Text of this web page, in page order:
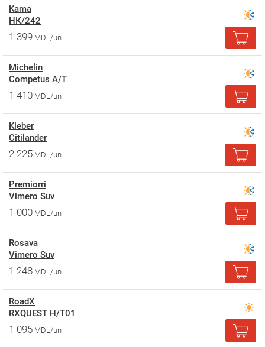
Kama
НК/242
1 399 MDL/un
Michelin
Competus A/T
1 410 MDL/un
Kleber
Citilander
2 225 MDL/un
Premiorri
Vimero Suv
1 000 MDL/un
Rosava
Vimero Suv
1 248 MDL/un
RoadX
RXQUEST H/T01
1 095 MDL/un